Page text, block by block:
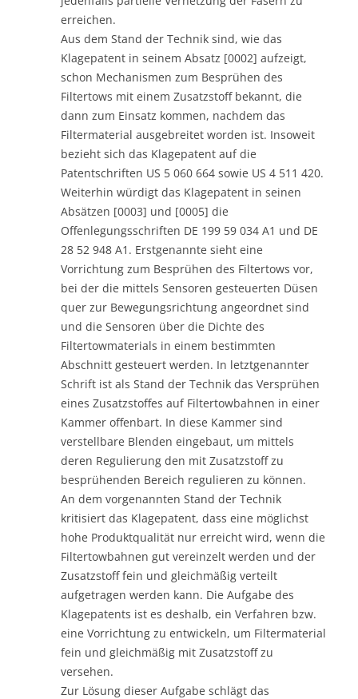
erreichen.
Aus dem Stand der Technik sind, wie das
Klagepatent in seinem Absatz [0002] aufzeigt,
schon Mechanismen zum Besprühen des
Filtertows mit einem Zusatzstoff bekannt, die
dann zum Einsatz kommen, nachdem das
Filtermaterial ausgebreitet worden ist. Insoweit
bezieht sich das Klagepatent auf die
Patentschriften US 5 060 664 sowie US 4 511 420.
Weiterhin würdigt das Klagepatent in seinen
Absätzen [0003] und [0005] die
Offenlegungsschriften DE 199 59 034 A1 und DE
28 52 948 A1. Erstgenannte sieht eine
Vorrichtung zum Besprühen des Filtertows vor,
bei der die mittels Sensoren gesteuerten Düsen
quer zur Bewegungsrichtung angeordnet sind
und die Sensoren über die Dichte des
Filtertowmaterials in einem bestimmten
Abschnitt gesteuert werden. In letztgenannter
Schrift ist als Stand der Technik das Versprühen
eines Zusatzstoffes auf Filtertowbahnen in einer
Kammer offenbart. In diese Kammer sind
verstellbare Blenden eingebaut, um mittels
deren Regulierung den mit Zusatzstoff zu
besprühenden Bereich regulieren zu können.
An dem vorgenannten Stand der Technik
kritisiert das Klagepatent, dass eine möglichst
hohe Produktqualität nur erreicht wird, wenn die
Filtertowbahnen gut vereinzelt werden und der
Zusatzstoff fein und gleichmäßig verteilt
aufgetragen werden kann. Die Aufgabe des
Klagepatents ist es deshalb, ein Verfahren bzw.
eine Vorrichtung zu entwickeln, um Filtermaterial
fein und gleichmäßig mit Zusatzstoff zu
versehen.
Zur Lösung dieser Aufgabe schlägt das